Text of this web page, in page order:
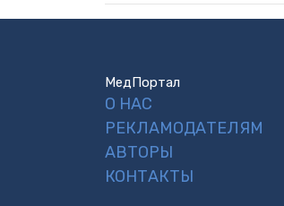
МедПортал
О НАС
РЕКЛАМОДАТЕЛЯМ
АВТОРЫ
КОНТАКТЫ